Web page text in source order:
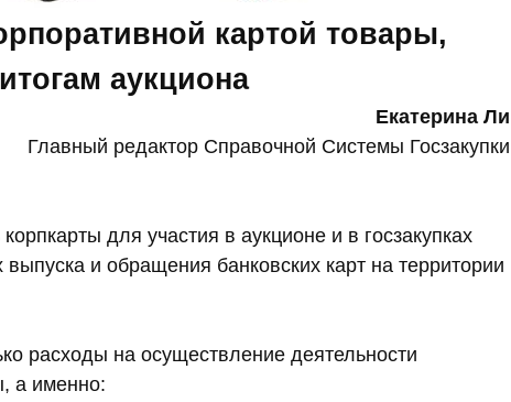
картой товары,
аукциона
Екатерина Ли
Главный редактор Справочной Системы Госзакупки
для участия в аукционе и в госзакупках
и обращения банковских карт на территории
расходы на осуществление деятельности
а именно: